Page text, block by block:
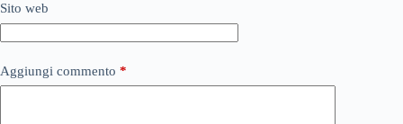
Sito web
Aggiungi commento *